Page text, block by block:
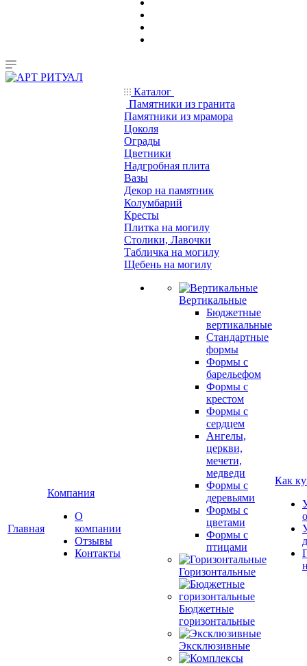
Главная
Компания
О
компании
Отзывы
Контакты
Каталог
Памятники из гранита
Памятники из мрамора
Цоколя
Ограды
Цветники
Надгробная плита
Вазы
Декор на памятник
Колумбарий
Кресты
Плитка на могилу
Столики, Лавочки
Табличка на могилу
Щебень на могилу
Вертикальные
Бюджетные
вертикальные
Стандартные
формы
Формы с
барельефом
Формы с
крестом
Формы с
сердцем
Ангелы,
церкви,
мечети,
медведи
Формы с
деревьями
Формы с
цветами
Формы с
птицами
Горизонтальные
Бюджетные
горизонтальные
Эксклюзивные
Как